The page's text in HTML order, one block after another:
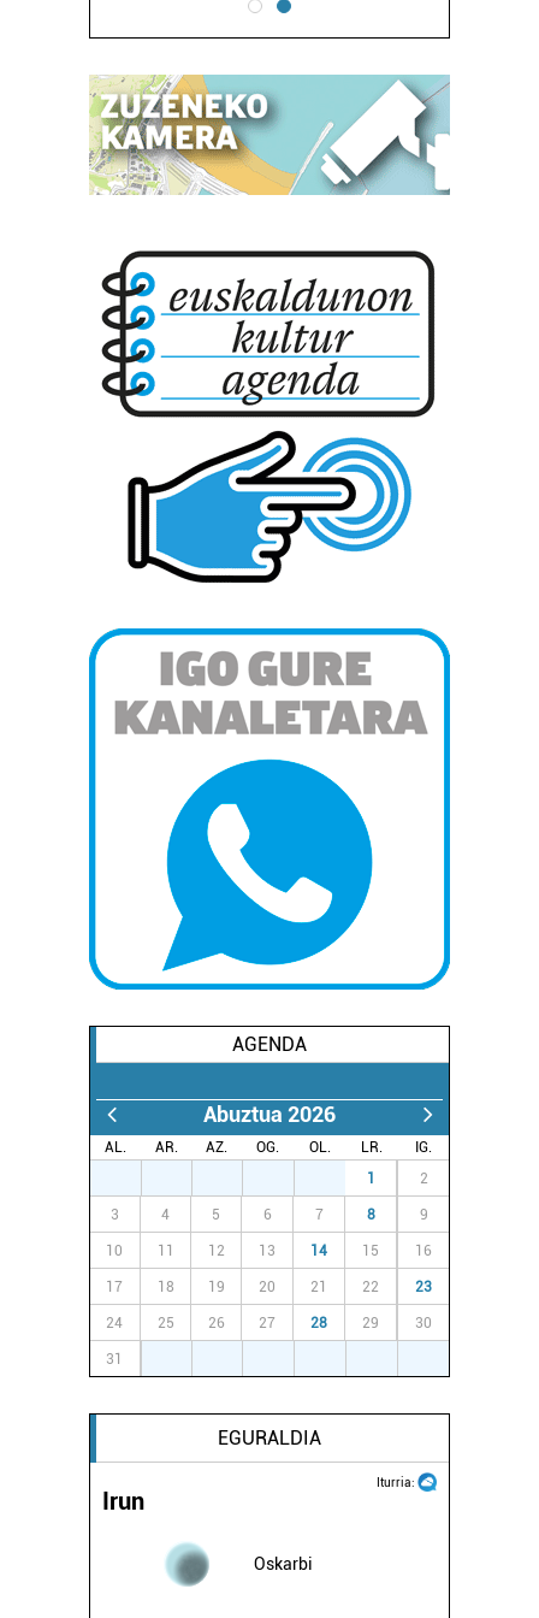
neurtzeko, jendeari buruzko informazioa biltzeko eta
produktuak garatzeko. Zure datuak nork eta zertarako
erabiltzen dituen hauta dezakezu.
Bazkide batzuek ez dizute baimenik eskatzen, eta beren
interes komertzial legitimoetan babesten dira. Ikusi gure
bazkideen zerrenda, beren ustez zein helburutarako
Lortu zure datu pertsonalak prozesatzeko moduari
buruzko informazio gehiago eta ezarri zure lehentasunak
datuen atalean. Edozein unetan alda edo ken dezakezu
zure baimena Cookieen adierazpenean.
Webgune honek cookie propioak eta hirugarrenen cookie-
fitxategiak erabiltzen ditu. Zure esperientzia eta
zerbitzuak hobetzeko asmoz, cookie teknologiaz
baliatzen gara. Ohar hau onartuz gero, teknologia hori
erabiltzeko baimen esplizitua ematen diguzu.
AGENDA
Abuztua 2026
AL. AR. AZ. OG. OL. LR.
IG.
1 2
3 4 5 6 7 8 9
10 11 12 13 14 15 16
17 18 19 20 21 22 23
24 25 26 27 28 29 30
31
EGURALDIA
Iturria:
Irun
Oskarbi